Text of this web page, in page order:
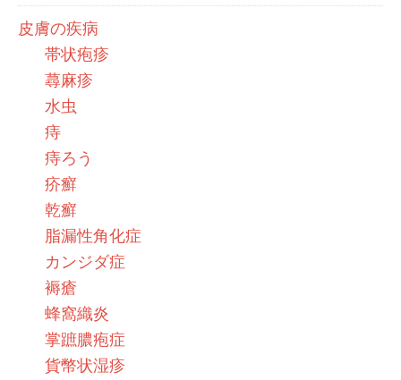
皮膚の疾病
帯状疱疹
蕁麻疹
水虫
痔
痔ろう
疥癬
乾癬
脂漏性角化症
カンジダ症
褥瘡
蜂窩織炎
掌蹠膿疱症
貨幣状湿疹